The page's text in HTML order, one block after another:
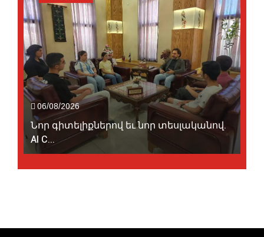
06/08/2026
Նոր գիտելիքներով եւ նոր տեսլականով.
AI C...